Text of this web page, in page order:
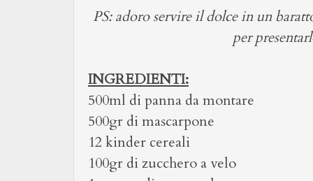
PS: adoro servire il dolce in un
per
INGREDIENTI:
500ml di panna da montare
500gr di mascarpone
12 kinder cereali
100gr di zucchero a velo